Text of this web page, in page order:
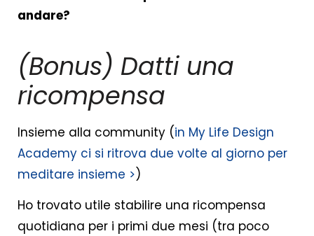
andare?
(Bonus) Datti una
ricompensa
Insieme alla community (in My Life Design
Academy ci si ritrova due volte al giorno per
meditare insieme >)
Ho trovato utile stabilire una ricompensa
quotidiana per i primi due mesi (tra poco